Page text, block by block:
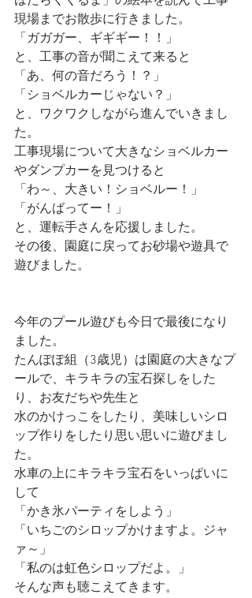
現場までお散歩に行きました。
「ガガガー、ギギギー！！」
と、工事の音が聞こえて来ると
「あ、何の音だろう！？」
「ショベルカーじゃない？」
と、ワクワクしながら進んでいきまし
た。
工事現場について大きなショベルカー
やダンプカーを見つけると
「わ～、大きい！ショベルー！」
「がんばってー！」
と、運転手さんを応援しました。
その後、園庭に戻ってお砂場や遊具で
遊びました。
今年のプール遊びも今日で最後になり
ました。
たんぽぽ組（3歳児）は園庭の大きなプ
ールで、キラキラの宝石探しをした
り、お友だちや先生と
水のかけっこをしたり、美味しいシロ
ップ作りをしたり思い思いに遊びまし
た。
水車の上にキラキラ宝石をいっぱいに
して
「かき氷パーティをしよう」
「いちごのシロップかけますよ。ジャ
ァ～」
「私のは虹色シロップだよ。」
そんな声も聴こえてきます。